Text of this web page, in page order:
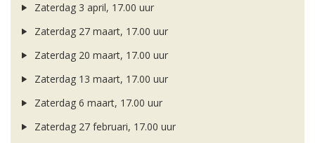
Zaterdag 3 april, 17.00 uur
Zaterdag 27 maart, 17.00 uur
Zaterdag 20 maart, 17.00 uur
Zaterdag 13 maart, 17.00 uur
Zaterdag 6 maart, 17.00 uur
Zaterdag 27 februari, 17.00 uur